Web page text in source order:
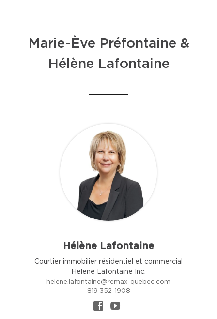
Marie-Ève Préfontaine &
Hélène Lafontaine
Hélène Lafontaine
Courtier immobilier résidentiel et commercial
Hélène Lafontaine Inc.
helene.lafontaine@remax-quebec.com
819 352-1908